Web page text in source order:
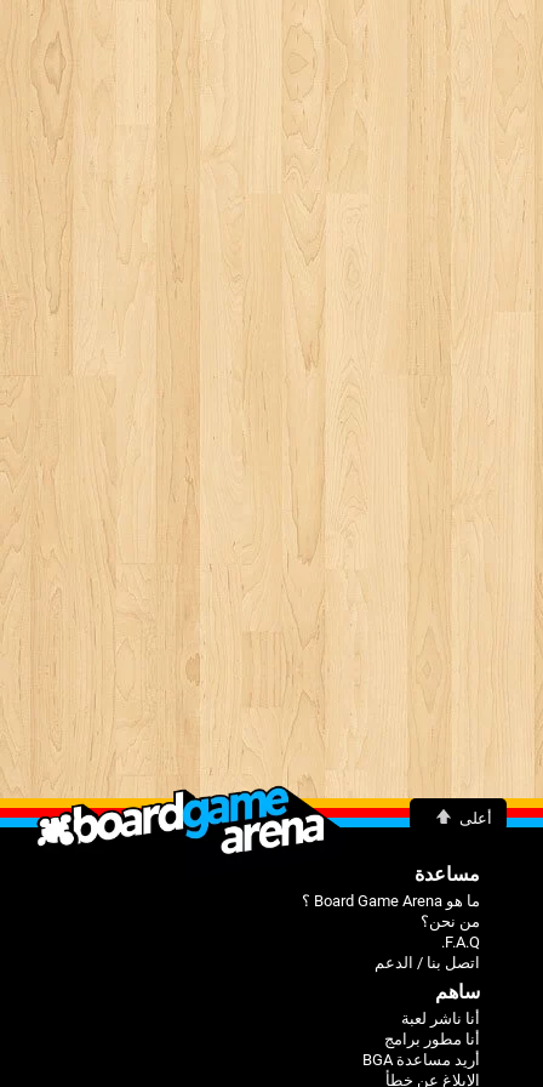
أعلى
مساعدة
ما هو Board Game Arena ؟
من نحن؟
F.A.Q.
اتصل بنا / الدعم
ساهم
أنا ناشر لعبة
أنا مطور برامج
أريد مساعدة BGA
الإبلاغ عن خطأ